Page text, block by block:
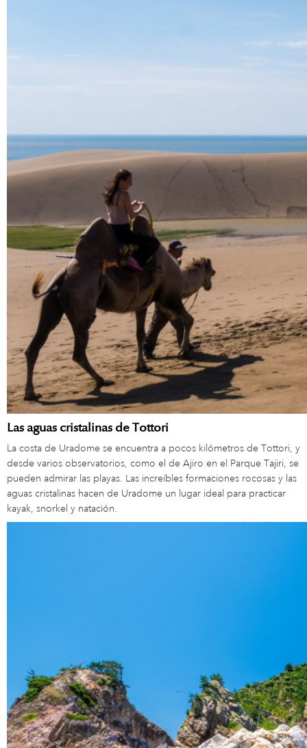
Las aguas cristalinas de Tottori
La costa de Uradome se encuentra a pocos kilómetros de Tottori, y
desde varios observatorios, como el de Ajiro en el Parque Tajiri, se
pueden admirar las playas. Las increíbles formaciones rocosas y las
aguas cristalinas hacen de Uradome un lugar ideal para practicar
kayak, snorkel y natación.